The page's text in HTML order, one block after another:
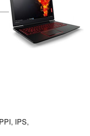
IPS,